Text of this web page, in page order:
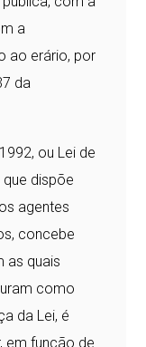
a
ao erário, por
da
ou Lei de
dispõe
agentes
concebe
as quais
como
da Lei, é
em função de